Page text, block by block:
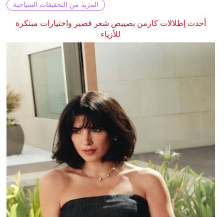
المزيد من التحقيقات السياحية
أحدث إطلالات كارمن بصيبص شعر قصير واختيارات مبتكرة
للأزياء